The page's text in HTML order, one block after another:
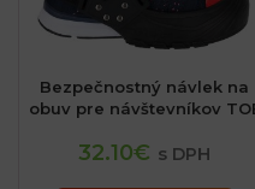
Bezpečnostný návlek na
obuv pre návštevníkov
32.10€ s DPH